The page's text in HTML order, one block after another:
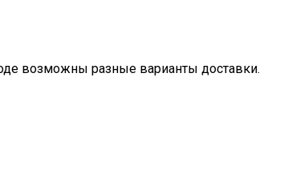
возможны разные варианты доставки.